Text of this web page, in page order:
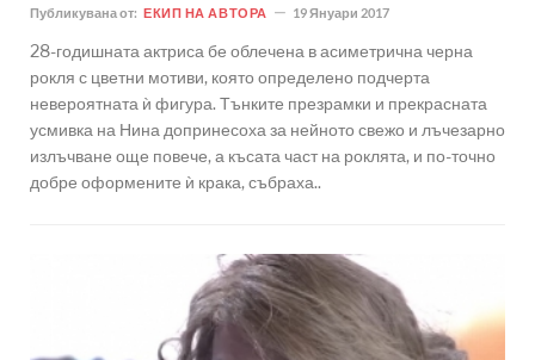
Публикувана от: ЕКИП НА АВТОРА 19 Януари 2017
28-годишната актриса бе облечена в асиметрична черна
рокля с цветни мотиви, която определено подчерта
невероятната ѝ фигура. Тънките презрамки и прекрасната
усмивка на Нина допринесоха за нейното свежо и лъчезарно
излъчване още повече, а късата част на роклята, и по-точно
добре оформените ѝ крака, събраха..